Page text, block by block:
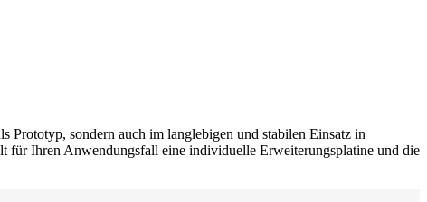
sondern auch im langlebigen und stabilen Einsatz in
für Ihren Anwendungsfall eine individuelle Erweiterungsplatine und die